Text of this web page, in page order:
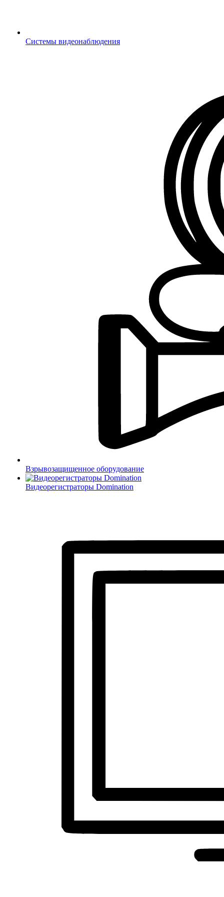
Системы видеонаблюдения
Взрывозащищенное оборудование
Видеорегистраторы Domination